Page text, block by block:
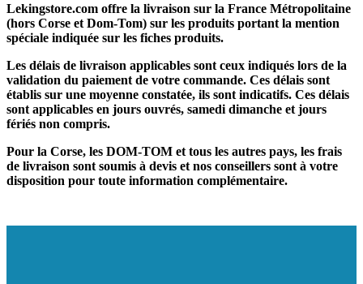
Lekingstore.com offre la livraison sur la France Métropolitaine
(hors Corse et Dom-Tom) sur les produits portant la mention
spéciale indiquée sur les fiches produits.
Les délais de livraison applicables sont ceux indiqués lors de la
validation du paiement de votre commande. Ces délais sont
établis sur une moyenne constatée, ils sont indicatifs. Ces délais
sont applicables en jours ouvrés, samedi dimanche et jours
fériés non compris.
Pour la Corse, les DOM-TOM et tous les autres pays, les frais
de livraison sont soumis à devis et nos conseillers sont à votre
disposition pour toute information complémentaire.